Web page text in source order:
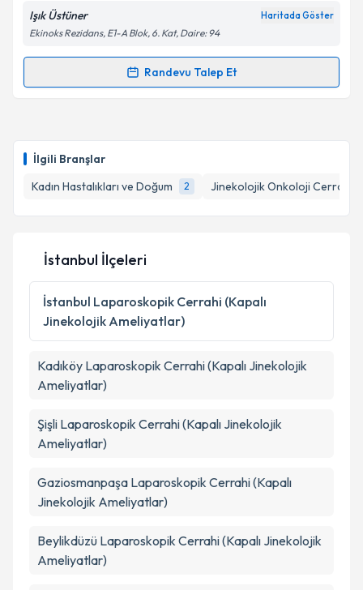
İlgili Branşlar
Kadın Hastalıkları ve Doğum
2 Jinekolojik Onkoloji Cerrahisi
Işık Üstüner Haritada Göster
Ekinoks Rezidans, E1-A Blok, 6. Kat, Daire: 94
Randevu Talep Et
Randevu Takvimi Talebi
takvim hazırlandığında e-posta ile bilgilendireceğiz.
Kişisel verilerimin işlenmesine ilişkinAydınlatma
Metni
'ni okudum ve kişisel verilerimin belirtilen
kapsamda işlenmesini kabul ediyorum.
Takvim Talebini Gönder
İstanbul İlçeleri
İstanbul Laparoskopik Cerrahi (Kapalı
Jinekolojik Ameliyatlar)
Kadıköy Laparoskopik Cerrahi (Kapalı Jinekolojik
Ameliyatlar)
Şişli Laparoskopik Cerrahi (Kapalı Jinekolojik
Ameliyatlar)
Gaziosmanpaşa Laparoskopik Cerrahi (Kapalı
Jinekolojik Ameliyatlar)
Beylikdüzü Laparoskopik Cerrahi (Kapalı Jinekolojik
Ameliyatlar)